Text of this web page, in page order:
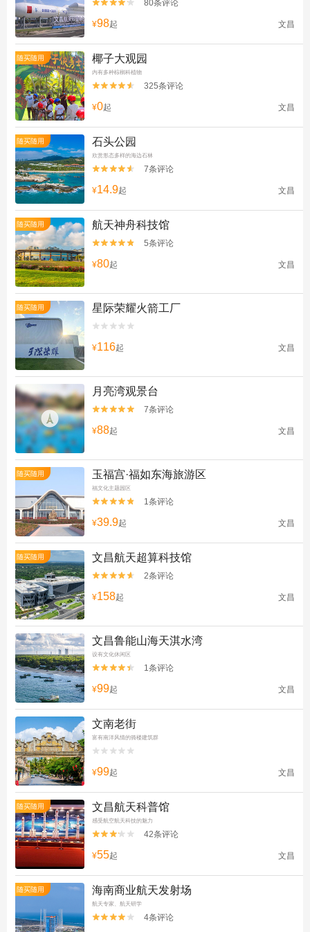

 80条评论
¥98起 文昌
随买随用 椰子大观园
内有多种棕榈科植物

 325条评论
¥0起 文昌
随买随用 石头公园
欣赏形态多样的海边石林

 7条评论
¥14.9起 文昌
随买随用 航天神舟科技馆

 5条评论
¥80起 文昌
随买随用 星际荣耀火箭工厂


¥116起 文昌
月亮湾观景台

 7条评论
¥88起 文昌
随买随用 玉福宫·福如东海旅游区
福文化主题园区

 1条评论
¥39.9起 文昌
随买随用 文昌航天超算科技馆

 2条评论
¥158起 文昌
文昌鲁能山海天淇水湾
设有文化休闲区

 1条评论
¥99起 文昌
文南老街
富有南洋风情的骑楼建筑群


¥99起 文昌
随买随用 文昌航天科普馆
感受航空航天科技的魅力

 42条评论
¥55起 文昌
随买随用 海南商业航天发射场
航天专家、航天研学

 4条评论